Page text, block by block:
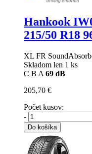
Hankook
215/50 R18
XL FR
Skladom len 1 ks
C B A 69 dB
205,70 €
Počet kusov:
-
Do košíka